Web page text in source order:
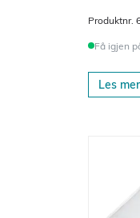
Produktnr.
Få igjen
Les mer